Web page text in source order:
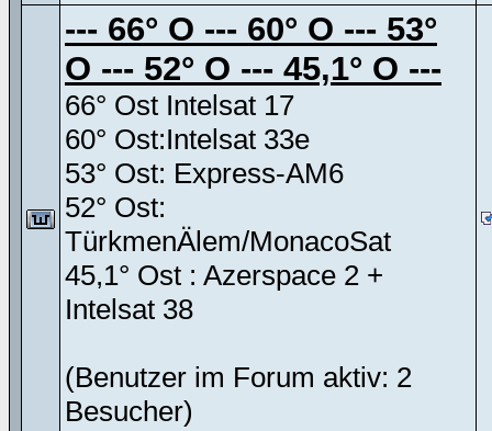
--- 66° O --- 60° O --- 53°
O --- 52° O --- 45,1° O ---
66° Ost Intelsat 17
60° Ost:Intelsat 33e
53° Ost: Express-AM6
52° Ost:
TürkmenÄlem/MonacoSat
45,1° Ost : Azerspace 2 +
Intelsat 38
(Benutzer im Forum aktiv: 2
Besucher)